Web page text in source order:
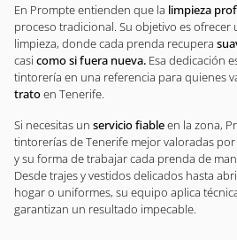
En Prompte entienden que la limpieza
proceso tradicional. Su objetivo es ofrecer
limpieza, donde cada prenda recupera
casi como si fuera nueva. Esa dedicación
tintorería en una referencia para quienes
tratoen Tenerife.
Si necesitas un servicio fiableen la zona,
tintorerías de Tenerife mejor valoradas por
y su forma de trabajar cada prenda de
Desde trajes y vestidos delicados hasta
hogar o uniformes, su equipo aplica
garantizan un resultado impecable.